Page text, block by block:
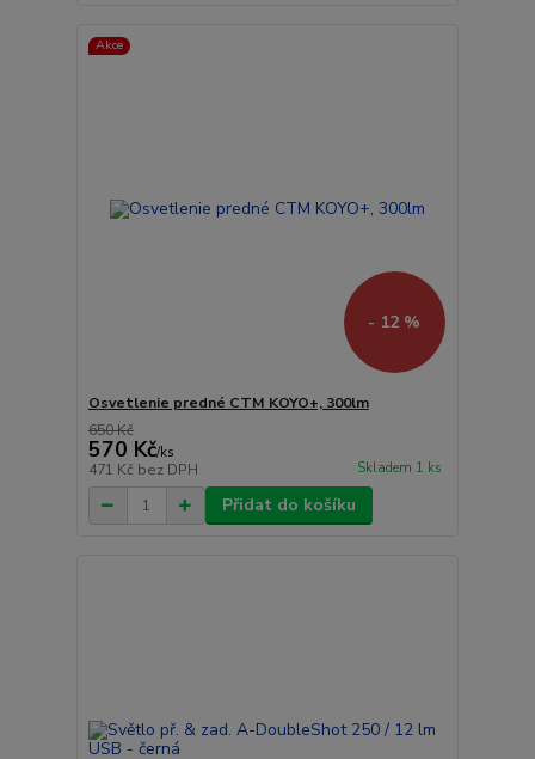
Akce
- 12 %
Osvetlenie predné CTM KOYO+, 300lm
650 Kč
570 Kč/ks
471 Kč bez DPH Skladem 1 ks
Přidat do košíku